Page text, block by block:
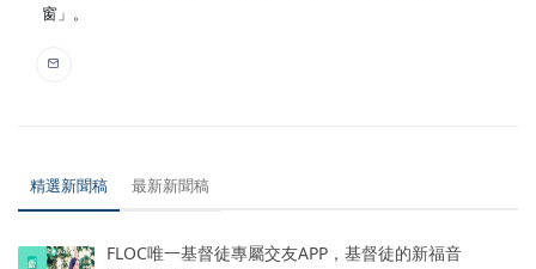
窗」。
精選新聞稿 最新新聞稿
FLOC唯一基督徒專屬交友APP，基督徒的新福音